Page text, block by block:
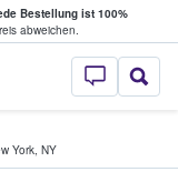
Bestellung ist 100%
abweichen.
- Wo
York, NY